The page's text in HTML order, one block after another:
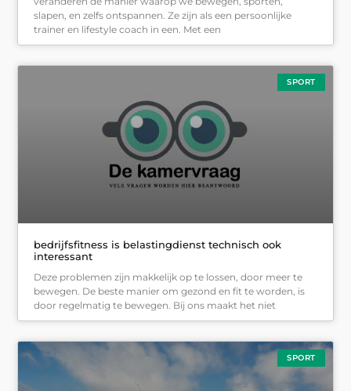
slapen, en zelfs ontspannen. Ze zijn als een persoonlijke
trainer en lifestyle coach in een. Met een
SPORT
bedrijfsfitness is belastingdienst technisch ook
interessant
Deze problemen zijn makkelijk op te lossen, door meer te
bewegen. De beste manier om gezond en fit te worden, is
door regelmatig te bewegen. Bij ons maakt het niet
SPORT